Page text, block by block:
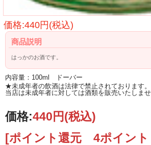
価格:440円(税込)
商品説明
はっかのお酒です。
内容量：100ml ドーバー
★未成年者の飲酒は法律で禁止されております。
当店は未成年者に対しては酒類を販売いたしませ
価格:440円(税込)
[ポイント還元 4ポイント